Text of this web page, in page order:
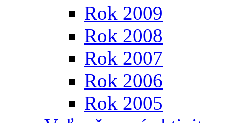
Rok 2009
Rok 2008
Rok 2007
Rok 2006
Rok 2005